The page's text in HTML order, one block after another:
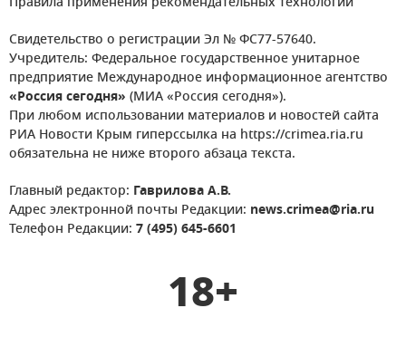
Свидетельство о регистрации Эл № ФС77-57640.
Учредитель: Федеральное государственное унитарное
предприятие Международное информационное агентство
«Россия сегодня» (МИА «Россия сегодня»).
При любом использовании материалов и новостей сайта
РИА Новости Крым гиперссылка на https://crimea.ria.ru
обязательна не ниже второго абзаца текста.
Главный редактор: Гаврилова А.В.
Адрес электронной почты Редакции: news.crimea@ria.ru
Телефон Редакции: 7 (495) 645-6601
18+